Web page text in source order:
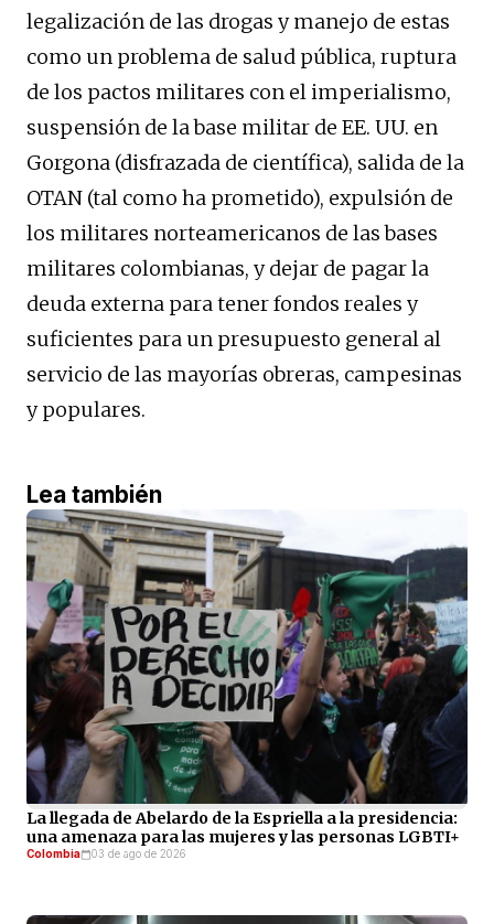
legalización de las drogas y manejo de estas
como un problema de salud pública, ruptura
de los pactos militares con el imperialismo,
suspensión de la base militar de EE. UU. en
Gorgona (disfrazada de científica), salida de la
OTAN (tal como ha prometido), expulsión de
los militares norteamericanos de las bases
militares colombianas, y dejar de pagar la
deuda externa para tener fondos reales y
suficientes para un presupuesto general al
servicio de las mayorías obreras, campesinas
y populares.
Lea también
La llegada de Abelardo de la Espriella a la presidencia:
una amenaza para las mujeres y las personas LGBTI+
Colombia 03 de ago de 2026